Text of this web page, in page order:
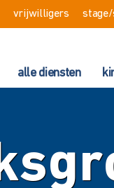
vrijwilligers
alle diensten